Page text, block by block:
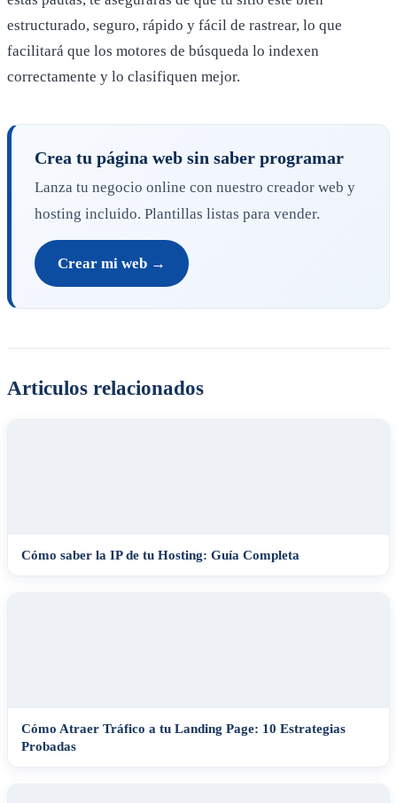
estructurado, seguro, rápido y fácil de rastrear, lo que
facilitará que los motores de búsqueda lo indexen
correctamente y lo clasifiquen mejor.
Crea tu página web sin saber programar
Lanza tu negocio online con nuestro creador web y
hosting incluido. Plantillas listas para vender.
Crear mi web →
Articulos relacionados
Cómo saber la IP de tu Hosting: Guía Completa
Cómo Atraer Tráfico a tu Landing Page: 10 Estrategias
Probadas